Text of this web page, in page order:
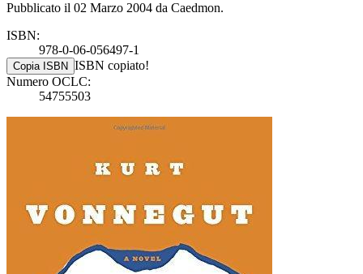
Pubblicato il 02 Marzo 2004 da Caedmon.
ISBN:
978-0-06-056497-1
Copia ISBN ISBN copiato!
Numero OCLC:
54755503